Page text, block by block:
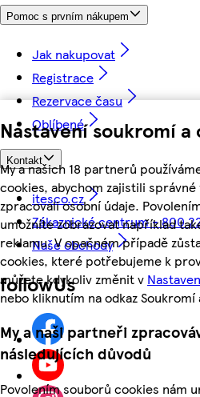
Nastavení soukromí a
My a našich 18 partnerů
cookies, abychom zajistili správné
zpracovali osobní údaje.
umožníte zobrazovat například
reklamu. V opačném případě
cookies, které potřebujeme k
můžete kdykoliv změnit v
nebo kliknutím na odkaz
My a naši partneři
následujících důvodů
Povolením souborů cookies nám
Pomoc s prvním nákupem
Jak nakupovat
Registrace
Rezervace času
Oblíbené
Kontakt
itesco.cz
Zákaznické centrum - 800
Naše obchody
followUs